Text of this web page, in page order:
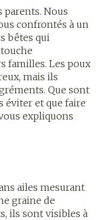
parents. Nous
confrontés à un
bêtes qui
familles. Les poux
mais ils
Que sont
éviter et que faire
expliquons
ailes mesurant
graine de
ils sont visibles à